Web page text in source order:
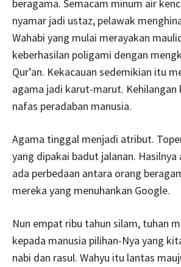
beragama. Semacam minum air
nyamar jadi ustaz, pelawak
Wahabi yang mulai merayakan
keberhasilan poligami dengan
Qur’an. Kekacauan sedemikian itu
agama jadi karut-marut. Kehilangan
nafas peradaban manusia.
Agama tinggal menjadi atribut.
yang dipakai badut jalanan.
ada perbedaan antara orang
mereka yang menuhankan Google.
Nun empat ribu tahun silam, tuhan
kepada manusia pilihan-Nya yang
nabi dan rasul. Wahyu itu lantas